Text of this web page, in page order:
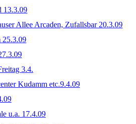
13.3.09
Allee Arcaden, Zufallsbar 20.3.09
3.4.
Kudamm etc.9.4.09
u.a. 17.4.09